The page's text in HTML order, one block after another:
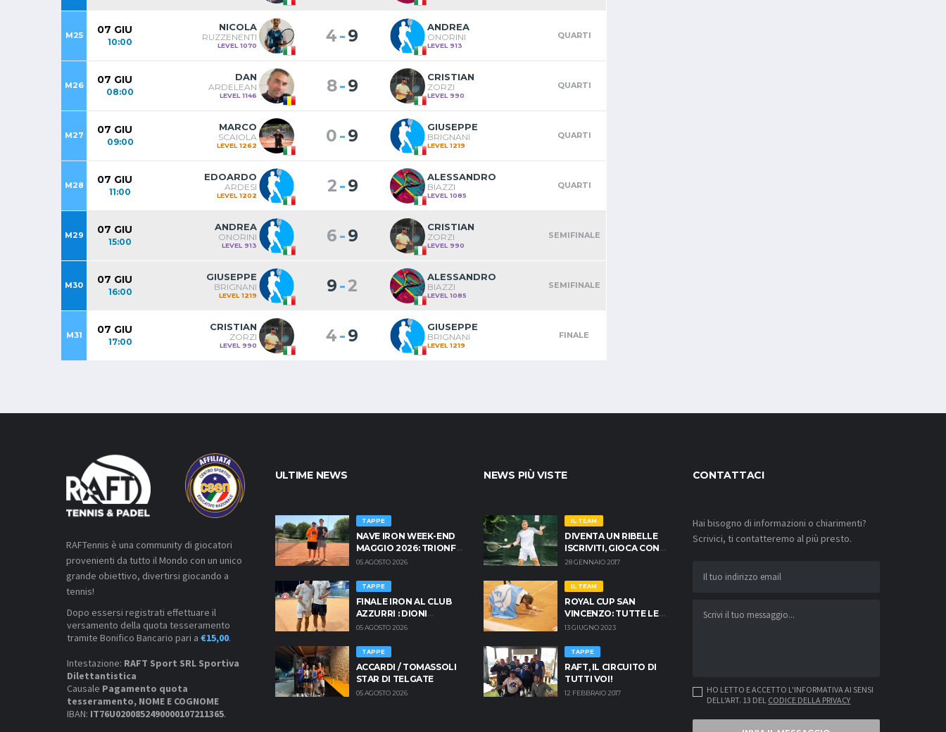
M25 07 GIU
10:00
NICOLA
RUZZENENTI
LEVEL 1070 4-9 ANDREA
ONORINI
LEVEL 913
QUARTI
M26 07 GIU
08:00
DAN
ARDELEAN
LEVEL 1146 8-9 CRISTIAN
ZORZI
LEVEL 990
QUARTI
M27 07 GIU
09:00
MARCO
SCAIOLA
LEVEL 1262 0-9 GIUSEPPE
BRIGNANI
LEVEL 1219
QUARTI
M28 07 GIU
11:00
EDOARDO
ARDESI
LEVEL 1202 2-9 ALESSANDRO
BIAZZI
LEVEL 1085
QUARTI
M29 07 GIU
15:00
ANDREA
ONORINI
LEVEL 913 6-9 CRISTIAN
ZORZI
LEVEL 990
SEMIFINALE
M30 07 GIU
16:00
GIUSEPPE
BRIGNANI
LEVEL 1219 9-2 ALESSANDRO
BIAZZI
LEVEL 1085
SEMIFINALE
M31 07 GIU
17:00
CRISTIAN
ZORZI
LEVEL 990 4-9 GIUSEPPE
BRIGNANI
LEVEL 1219
FINALE
RAFTennis è una community di giocatori
provenienti da tutto il Mondo con un unico
grande obiettivo, divertirsi giocando a
tennis!
Dopo essersi registrati effettuare il
versamento della quota tesseramento
tramite Bonifico Bancario pari a €15,00.
Intestazione: RAFT Sport SRL Sportiva
Dilettantistica
Causale Pagamento quota
tesseramento, NOME E COGNOME
IBAN: IT76U0200852490000107211365.
ULTIME NEWS
TAPPE
NAVE IRON WEEK-END
MAGGIO 2026: TRIONFA
MAGONI SU TOGNI
05 AGOSTO 2026
TAPPE
FINALE IRON AL CLUB
AZZURRI : DIONI
CONCEDE IL BIS ,
RIVINCITA
05 AGOSTO 2026
TAPPE
ACCARDI / TOMASSOLI
STAR DI TELGATE
05 AGOSTO 2026
NEWS PIÙ VISTE
IL TEAM
DIVENTA UN RIBELLE
ISCRIVITI, GIOCA CON
NOI! TORNEI & SFIDE!
28 GENNAIO 2017
IL TEAM
ROYAL CUP SAN
VINCENZO: TUTTE LE
INFO PER PRENOTARE
13 GIUGNO 2023
TAPPE
RAFT, IL CIRCUITO DI
TUTTI VOI!
12 FEBBRAIO 2017
CONTATTACI
Hai bisogno di informazioni o chiarimenti?
Scrivici, ti contatteremo al più presto.
HO LETTO E ACCETTO L'INFORMATIVA AI SENSI
DELL'ART. 13 DEL CODICE DELLA PRIVACY